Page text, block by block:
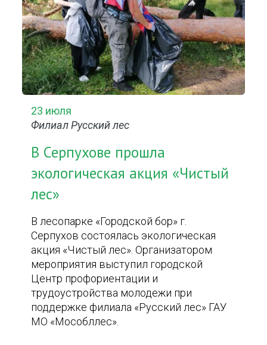
23 июля
Филиал Русский лес
В Серпухове прошла
экологическая акция «Чистый
лес»
В лесопарке «Городской бор» г.
Серпухов состоялась экологическая
акция «Чистый лес». Организатором
мероприятия выступил городской
Центр профориентации и
трудоустройства молодежи при
поддержке филиала «Русский лес» ГАУ
МО «Мособллес».